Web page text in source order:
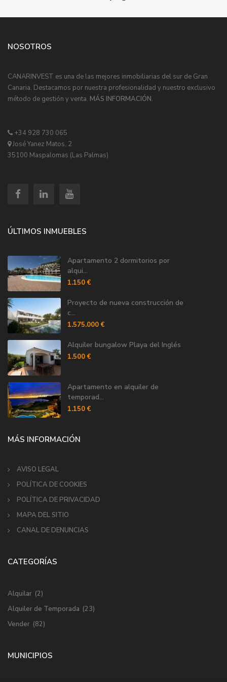
NOSOTROS
CANARINVEST es una de las mejores inmobiliarias del sur de Gran
Canaria. Destacamos por nuestra profesionalidad y nuestro exclusivo
método de gestión y venta. MÁS INFORMACIÓN.
+34 928 730 065
José Yanez Matos, 2
35100 Maspalomas (Las Palmas)
ÚLTIMOS INMUEBLES
Apartamento 2 dormitorios por
alqui...
1.150 €
Proyecto de nueva construcción de
c...
1.575.000 €
Alquiler bungalow Playa del Inglés
1.500 €
Apartamento en alquiler de
temporad...
1.150 €
MÁS INFORMACIÓN
AVISO LEGAL
POLÍTICA DE COOKIES
POLÍTICA DE PRIVACIDAD
MAPA DEL SITIO
CANAL DE DENUNCIAS
CATEGORÍAS
Alquilar (2)
Alquiler de Temporada (23)
Vender (82)
MUNICIPIOS